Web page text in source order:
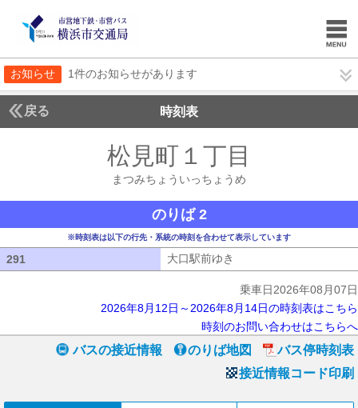
お知らせ 1件のお知らせがあります
戻る 時刻表
松見町１丁目
まつみちょういっちょうめ
のりば 2
※時刻表は以下の行先・系統の時刻を合わせて表示しています
291 大口駅前ゆき
乗車日2026年08月07日
2026年8月12日～2026年8月14日の時刻表はこちら
時刻のお問い合わせはこちらへ
バスの接近情報 のりば地図
バス停時刻表
接近情報コード印刷